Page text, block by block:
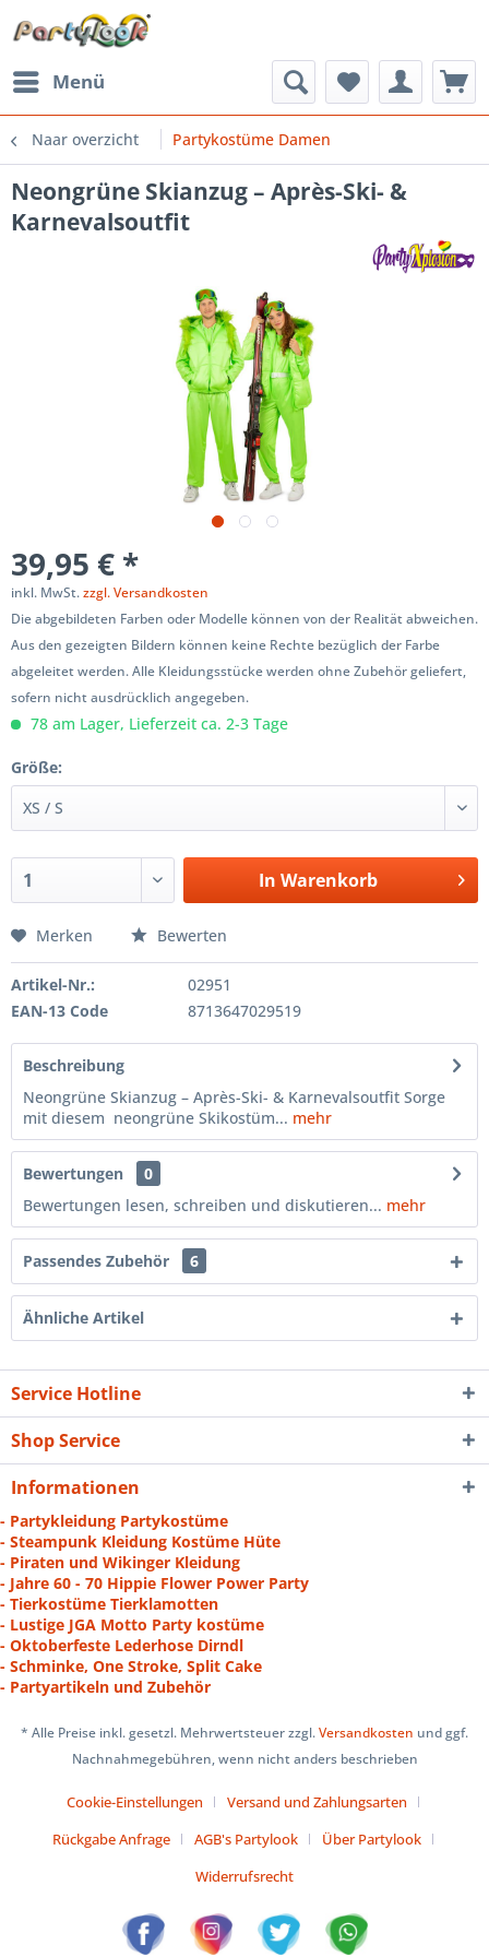
Menü
Naar overzicht Partykostüme Damen
Neongrüne Skianzug – Après-Ski- &
Karnevalsoutfit
39,95 € *
inkl. MwSt.zzgl. Versandkosten
Die abgebildeten Farben oder Modelle können von der Realität abweichen.
Aus den gezeigten Bildern können keine Rechte bezüglich der Farbe
abgeleitet werden. Alle Kleidungsstücke werden ohne Zubehör geliefert,
sofern nicht ausdrücklich angegeben.
78 am Lager, Lieferzeit ca. 2-3 Tage
Größe:
In Warenkorb
Merken Bewerten
Artikel-Nr.:
02951
EAN-13 Code
8713647029519
Beschreibung
Neongrüne Skianzug – Après-Ski- & Karnevalsoutfit Sorge
mit diesem neongrüne Skikostüm... mehr
Bewertungen
0
Bewertungen lesen, schreiben und diskutieren... mehr
Passendes Zubehör 6
Ähnliche Artikel
Service Hotline
Shop Service
Informationen
- Partykleidung Partykostüme
- Steampunk Kleidung Kostüme Hüte
- Piraten und Wikinger Kleidung
- Jahre 60 - 70 Hippie Flower Power Party
- Tierkostüme Tierklamotten
- Lustige JGA Motto Party kostüme
- Oktoberfeste Lederhose Dirndl
- Schminke, One Stroke, Split Cake
- Partyartikeln und Zubehör
* Alle Preise inkl. gesetzl. Mehrwertsteuer zzgl.Versandkosten und ggf.
Nachnahmegebühren, wenn nicht anders beschrieben
Cookie-Einstellungen
Versand und Zahlungsarten
Rückgabe Anfrage
AGB's Partylook
Über Partylook
Widerrufsrecht